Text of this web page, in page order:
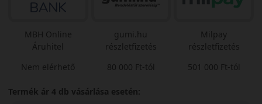
MBH Online
Áruhitel
Nem elérhető
gumi.hu
részletfizetés
80 000 Ft-tól
Milpay
részletfizetés
501 000 Ft-tól
Termék ár 4 db vásárlása esetén: